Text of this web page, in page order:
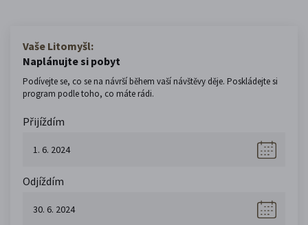
Vaše Litomyšl:
Naplánujte si pobyt
Podívejte se, co se na návrší během vaší návštěvy děje. Poskládejte si
program podle toho, co máte rádi.
Přijíždím
Odjíždím